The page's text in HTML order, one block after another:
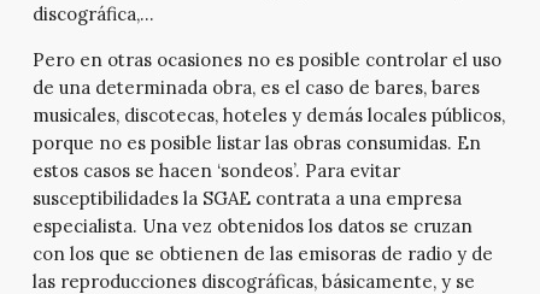
discográfica,…
Pero en otras ocasiones no es posible controlar el uso
de una determinada obra, es el caso de bares, bares
musicales, discotecas, hoteles y demás locales públicos,
porque no es posible listar las obras consumidas. En
estos casos se hacen ‘sondeos’. Para evitar
susceptibilidades la SGAE contrata a una empresa
especialista. Una vez obtenidos los datos se cruzan
con los que se obtienen de las emisoras de radio y de
las reproducciones discográficas, básicamente, y se